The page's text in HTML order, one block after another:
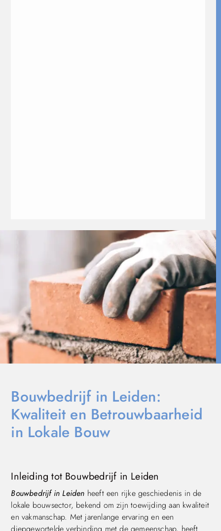
Bouwbedrijf in Leiden:
Kwaliteit en Betrouwbaarheid
in Lokale Bouw
Inleiding tot Bouwbedrijf in Leiden
Bouwbedrijf in Leiden heeft een rijke geschiedenis in de
lokale bouwsector, bekend om zijn toewijding aan kwaliteit
en vakmanschap. Met jarenlange ervaring en een
diepgewortelde verbinding met de gemeenschap, heeft